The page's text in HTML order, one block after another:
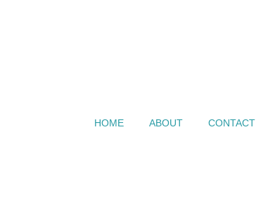
HOME ABOUT CONTACT